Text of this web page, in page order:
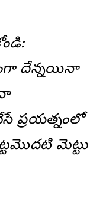
దేన్నయినా
ప్రయత్నంలో
మెట్టు